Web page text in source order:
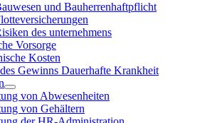
und Bauherrenhaftpflicht
des unternehmens
Vorsorge
Kosten
Gewinns Dauerhafte Krankheit
von Abwesenheiten
von Gehältern